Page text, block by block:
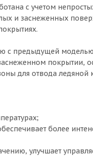
с учетом
и заснеженных
с предыдущей
покрытии,
для отвода ледяной
более
улучшает